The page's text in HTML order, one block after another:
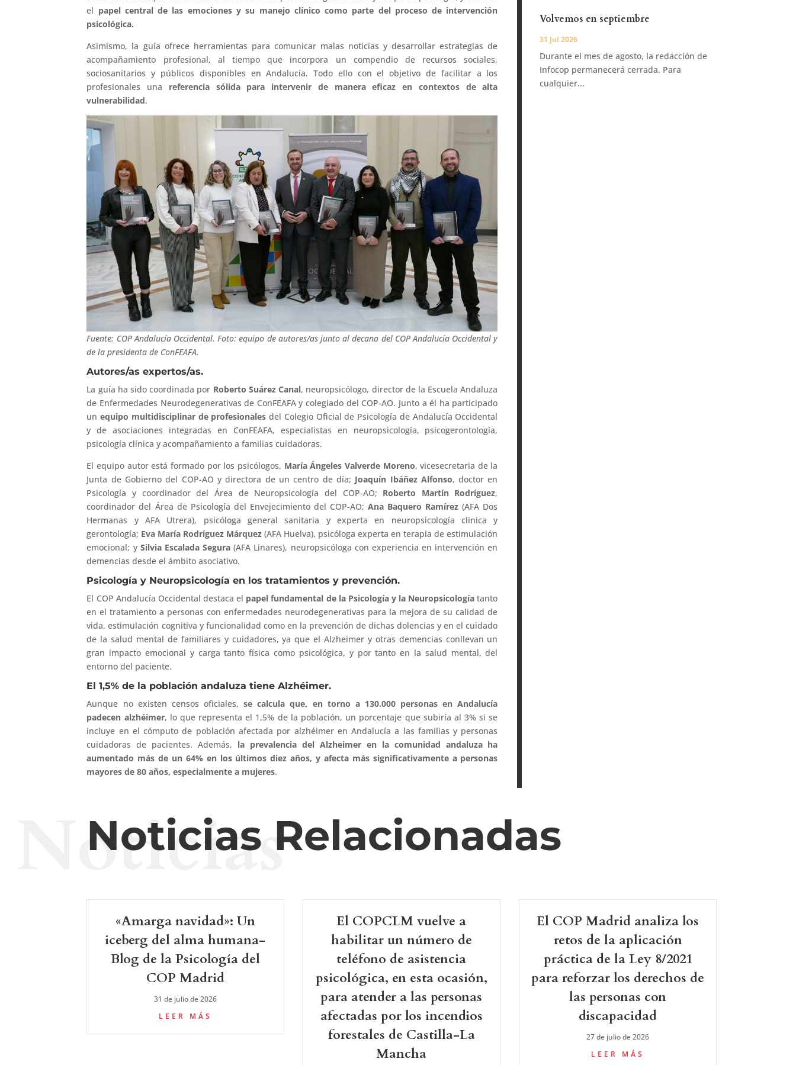
el papel central de las emociones y su manejo clínico como parte del proceso de intervención
psicológica.
Asimismo, la guía ofrece herramientas para comunicar malas noticias y desarrollar estrategias de
acompañamiento profesional, al tiempo que incorpora un compendio de recursos sociales,
sociosanitarios y públicos disponibles en Andalucía. Todo ello con el objetivo de facilitar a los
profesionales una referencia sólida para intervenir de manera eficaz en contextos de alta
vulnerabilidad.
Fuente: COP Andalucía Occidental. Foto: equipo de autores/as junto al decano del COP Andalucía Occidental y
de la presidenta de ConFEAFA.
Autores/as expertos/as.
La guía ha sido coordinada por Roberto Suárez Canal, neuropsicólogo, director de la Escuela Andaluza
de Enfermedades Neurodegenerativas de ConFEAFA y colegiado del COP-AO. Junto a él ha participado
unequipo multidisciplinar de profesionales del Colegio Oficial de Psicología de Andalucía Occidental
y de asociaciones integradas en ConFEAFA, especialistas en neuropsicología, psicogerontología,
psicología clínica y acompañamiento a familias cuidadoras.
El equipo autor está formado por los psicólogos, María Ángeles Valverde Moreno, vicesecretaria de la
Junta de Gobierno del COP-AO y directora de un centro de día; Joaquín Ibáñez Alfonso, doctor en
Psicología y coordinador del Área de Neuropsicología del COP-AO; Roberto Martín Rodríguez,
coordinador del Área de Psicología del Envejecimiento del COP-AO;Ana Baquero Ramírez(AFA Dos
Hermanas y AFA Utrera), psicóloga general sanitaria y experta en neuropsicología clínica y
gerontología; Eva María Rodríguez Márquez(AFA Huelva), psicóloga experta en terapia de estimulación
emocional; y Silvia Escalada Segura(AFA Linares), neuropsicóloga con experiencia en intervención en
demencias desde el ámbito asociativo.
Psicología y Neuropsicología en los tratamientos y prevención.
El COP Andalucía Occidental destaca el papel fundamental de la Psicología y la Neuropsicología tanto
en el tratamiento a personas con enfermedades neurodegenerativas para la mejora de su calidad de
vida, estimulación cognitiva y funcionalidad como en la prevención de dichas dolencias y en el cuidado
de la salud mental de familiares y cuidadores, ya que el Alzheimer y otras demencias conllevan un
gran impacto emocional y carga tanto física como psicológica, y por tanto en la salud mental, del
entorno del paciente.
El 1,5% de la población andaluza tiene Alzhéimer.
Aunque no existen censos oficiales,se calcula que, en torno a 130.000 personas en Andalucía
padecen alzhéimer, lo que representa el 1,5% de la población, un porcentaje que subiría al 3% si se
incluye en el cómputo de población afectada por alzhéimer en Andalucía a las familias y personas
cuidadoras de pacientes. Además, la prevalencia del Alzheimer en la comunidad andaluza ha
aumentado más de un 64% en los últimos diez años, y afecta más significativamente a personas
mayores de 80 años, especialmente a mujeres.
Volvemos en septiembre
31 Jul 2026
Durante el mes de agosto, la redacción de
Infocop permanecerá cerrada. Para
cualquier...
Noticias Relacionadas
Noticias
«Amarga navidad»: Un
iceberg del alma humana-
Blog de la Psicología del
COP Madrid
31 de julio de 2026
LEER MÁS
El COPCLM vuelve a
habilitar un número de
teléfono de asistencia
psicológica, en esta ocasión,
para atender a las personas
afectadas por los incendios
forestales de Castilla-La
Mancha
El COP Madrid analiza los
retos de la aplicación
práctica de la Ley 8/2021
para reforzar los derechos de
las personas con
discapacidad
27 de julio de 2026
LEER MÁS